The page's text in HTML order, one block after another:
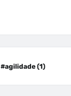
#agilidade (1)